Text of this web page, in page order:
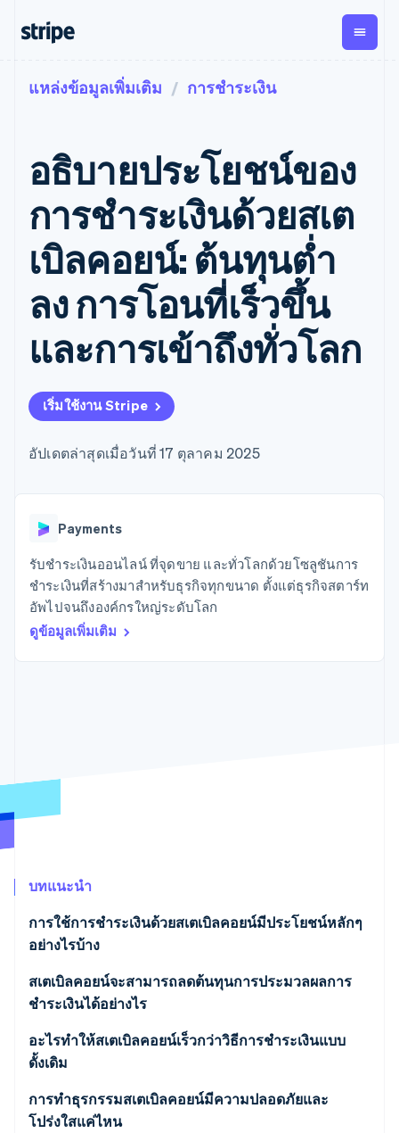
การชำระเงิน
การชำระเงิน
ออนไลน์
Payment links
การชำระเงิน
เขียนโค้ด
Checkout
UI การชำระ
Elements
องค์ประกอบ UI
ที่ยืดหยุ่น
วิธีการชำระ
มากกว่า 125
รายการ
Authorization
ยกระดับการ
รวดเร็วขึ้น
รายรับ
รายรับตาม
แบบแผนล่วง
หน้า
Metronome
การเรียกเก็บ
เงินตามการ
ใช้งาน
การชำระเงิน
ตามรอบบิล
การจัดการ
การชำระเงิน
ตามรอบบิล
Invoicing
ครั้งเดียวหรือ
ตามแบบแผน
ขายและ VAT
อัตโนมัติ
Revenue
ระบบ
Data
Pipeline
การซิงค์
ข้อมูล
การ
Global
เบิกจ่าย
บุคคลที่
สาม
การก่อตั้งบริษัทสตาร์ทอัพ
ดูว่า Stripe กำลังสร้างโครงสร้างพื้นฐานระบบเศรษฐกิจสำหรับ
AI อย่างไร
รับชมเลย
ตามขั้น
ตามกรณีใช้งาน
การค้าแบบใช้เอเจนต์
อีคอมเมิร์ซ
บริการทางการเงินที่ผสาน
รวมในตัว
การทำงานอัตโนมัติด้าน
ธุรกิจทั่วโลก
การชำระเงินในแอป
การจัดการเงิน
แพลตฟอร์ม
แวดวงครีเอเตอร์
เกม
การบริการ การเดินทาง
และสันทนาการ
ประกันภัย
สื่อและความบันเทิง
บริการเฉพาะทาง
เอกสารประกอบ
ไลบรารีและ SDK
Stripe Apps
คู่มือ
รับการชำระเงินออนไลน์
ติดตั้งใช้งานการชำระเงิน
สำเร็จรูป
สร้างแพลตฟอร์มหรือ
มาร์เก็ตเพลส
จัดการการชำระเงินตาม
เสนอการเรียกเก็บเงินตาม
การใช้งาน
รองรับอยู่
จัดเตรียมและจัดการ
การเชื่อมต่อการทำงาน
แอป
ตัวอย่างโค้ด
บล็อกของนักพัฒนา
เรียนรู้
คู่มือ
การสนับสนุน
รับการสนับสนุน
แพ็กเกจการสนับสนุนที่ได้
รับการจัดการ
บริการเฉพาะทาง
บริษัท
แผนงานผลิตภัณฑ์
การประชุมประจำปีแบบ
เซสชัน
การติดต่อ
ติดต่อฝ่ายขาย
แหล่งข้อมูลเพิ่มเติม การชำระเงิน
อธิบายประโยชน์ของ
การชำระเงินด้วยสเต
เบิลคอยน์: ต้นทุนต่ำ
ลง การโอนที่เร็วขึ้น
และการเข้าถึงทั่วโลก
เริ่มใช้งาน Stripe
อัปเดตล่าสุดเมื่อวันที่ 17 ตุลาคม 2025
Payments
รับชำระเงินออนไลน์ ที่จุดขาย และทั่วโลกด้วยโซลูชันการ
ชำระเงินที่สร้างมาสำหรับธุรกิจทุกขนาด ตั้งแต่ธุรกิจสตาร์ท
อัพไปจนถึงองค์กรใหญ่ระดับโลก
ดูข้อมูลเพิ่มเติม
บทแนะนำ
การใช้การชำระเงินด้วยสเตเบิลคอยน์มีประโยชน์หลักๆ
อย่างไรบ้าง
สเตเบิลคอยน์จะสามารถลดต้นทุนการประมวลผลการ
ชำระเงินได้อย่างไร
อะไรทำให้สเตเบิลคอยน์เร็วกว่าวิธีการชำระเงินแบบ
ดั้งเดิม
การทำธุรกรรมสเตเบิลคอยน์มีความปลอดภัยและ
โปร่งใสแค่ไหน